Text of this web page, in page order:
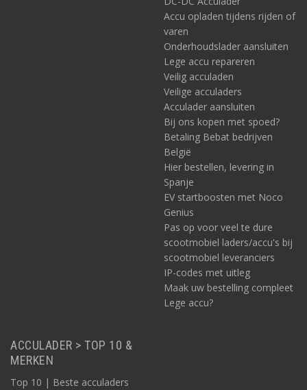
Accu opladen tijdens rijden of
varen
Onderhoudslader aansluiten
Lege accu repareren
Veilig acculaden
Veilige acculaders
Acculader aansluiten
Bij ons kopen met spoed?
Betaling Bebat bedrijven
België
Hier bestellen, levering in
Spanje
EV startboosten met Noco
Genius
Pas op voor veel te dure
scootmobiel laders/accu's bij
scootmobiel leveranciers
IP-codes met uitleg
Maak uw bestelling compleet
Lege accu?
ACCULADER > TOP 10 &
MERKEN
Top 10 | Beste acculaders